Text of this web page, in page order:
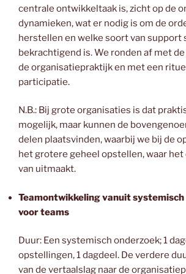
centrale ontwikkeltaak is, zicht op de
dynamieken, wat er nodig is om de
herstellen en welke soort van support
bekrachtigend is. We ronden af met
de organisatiepraktijk en met een
participatie.
N.B.: Bij grote organisaties is dat
mogelijk, maar kunnen de
delen plaatsvinden, waarbij we bij de
het grotere geheel opstellen, waar
van uitmaakt.
Teamontwikkeling vanuit
voor teams
Duur: Een systemisch onderzoek; 1
opstellingen, 1 dagdeel. De verdere
van de vertaalslag naar de